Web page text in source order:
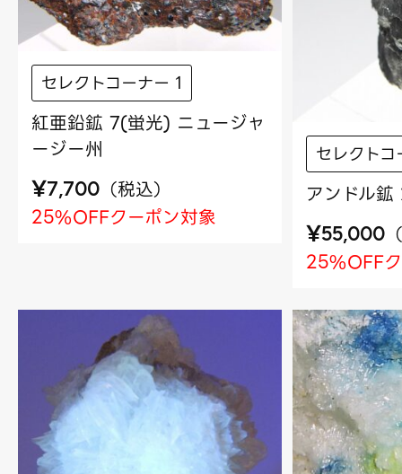
セレクトコーナー 1
紅亜鉛鉱 7(蛍光) ニュージャ
ージー州
¥7,700 （税込）
25%OFFクーポン対象
セレクトコ
アンドル
¥55,000 （
25%OFF